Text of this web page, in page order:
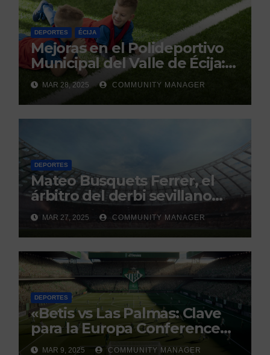
DEPORTES ÉCIJA
Mejoras en el Polideportivo
Municipal del Valle de Écija:
Renovación y Mantenimiento
Continuo.
MAR 28, 2025 COMMUNITY MANAGER
DEPORTES
Mateo Busquets Ferrer, el
árbitro del derbi sevillano
con un historial que genera
debate
MAR 27, 2025 COMMUNITY MANAGER
DEPORTES
«Betis vs Las Palmas: Clave
para la Europa Conference
League»
MAR 9, 2025 COMMUNITY MANAGER